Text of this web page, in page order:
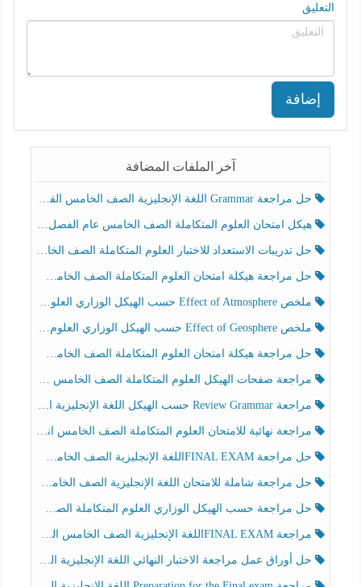
التعليق
إضافة
آخر الملفات المضافة
حل مراجعة Grammar اللغة الإنجليزية الصف الخامس الفصل الثالث
هيكل امتحان العلوم المتكاملة الصف الخامس عام الفصل الدراسي الثالث 2025-2026
حل تدريبات الاستعداد للاختبار العلوم المتكاملة الصف الخامس عام الفصل الثالث
حل مراجعة هيكلة امتحان العلوم المتكاملة الصف الخامس انسبير الفصل الثالث
ملخص Effect of Atmosphere حسب الهيكل الوزاري العلوم المتكاملة الصف الخامس انسبير الفصل الثالث
ملخص Effect of Geosphere حسب الهيكل الوزاري العلوم المتكاملة الصف الخامس انسبير الفصل الثالث
حل مراجعة هيكلة امتحان العلوم المتكاملة الصف الخامس عام الفصل الثالث
مراجعة صفحات الهيكل العلوم المتكاملة الصف الخامس انسبير الفصل الثالث
مراجعة Review Grammar حسب الهيكل اللغة الإنجليزية الصف الخامس الفصل الثالث
مراجعة نهائية للامتحان العلوم المتكاملة الصف الخامس انسبير الفصل الثالث
حل مراجعة FINAL EXAMاللغة الإنجليزية الصف الخامس الفصل الثالث
حل مراجعة شاملة للامتحان اللغة الإنجليزية الصف الخامس الفصل الثالث
حل مراجعة حسب الهيكل الوزاري العلوم المتكاملة الصف الخامس عام الفصل الثالث
مراجعة FINAL EXAMاللغة الإنجليزية الصف الخامس الفصل الثالث
حل أوراق عمل مراجعة الاختبار النهائي اللغة الإنجليزية الصف الرابع الفصل الثالث